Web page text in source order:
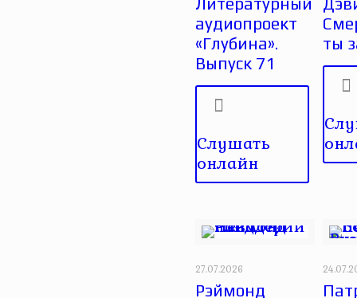
аудиопроект
«Глубина».
Выпуск 71
Слушать
онлайн
ты
27.07.2026
Рэймонд